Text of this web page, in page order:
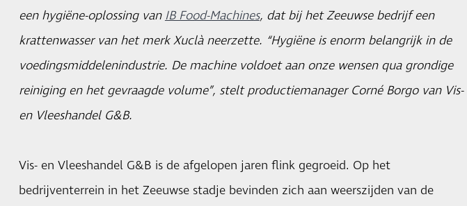
een hygiëne-oplossing van IB Food-Machines, dat bij het Zeeuwse bedrijf een
krattenwasser van het merk Xuclà neerzette. “Hygiëne is enorm belangrijk in de
voedingsmiddelenindustrie. De machine voldoet aan onze wensen qua grondige
reiniging en het gevraagde volume”, stelt productiemanager Corné Borgo van Vis-
en Vleeshandel G&B.
Vis- en Vleeshandel G&B is de afgelopen jaren flink gegroeid. Op het
bedrijventerrein in het Zeeuwse stadje bevinden zich aan weerszijden van de